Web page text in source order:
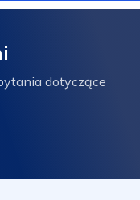
dotyczące